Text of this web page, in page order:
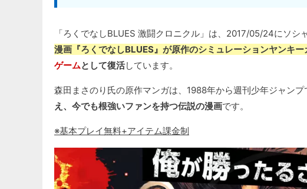
「ろくでなしBLUES 激闘クロニクル」は、2017/05/24にソシ
漫画『ろくでなしBLUES』が原作のシミュレーションヤンキ
ゲームとして復活しています。
森田まさのり氏の原作マンガは、1988年から週刊少年ジャンプ
え、今でも根強いファンを持つ伝説の漫画です。
※基本プレイ無料+アイテム課金制